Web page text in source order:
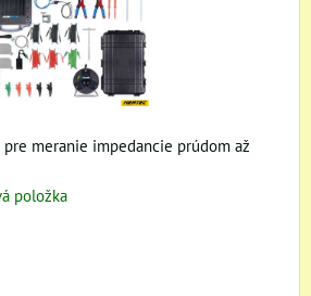
pre meranie impedancie prúdom až
položka